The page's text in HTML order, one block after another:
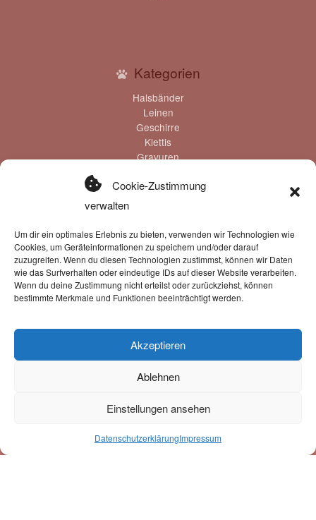
Cookie-Zustimmung
verwalten
Um dir ein optimales Erlebnis zu bieten, verwenden wir Technologien wie
Cookies, um Geräteinformationen zu speichern und/oder darauf
zuzugreifen. Wenn du diesen Technologien zustimmst, können wir Daten
wie das Surfverhalten oder eindeutige IDs auf dieser Website verarbeiten.
Wenn du deine Zustimmung nicht erteilst oder zurückziehst, können
bestimmte Merkmale und Funktionen beeinträchtigt werden.
Akzeptieren
Ablehnen
Einstellungen ansehen
DatenschutzerklärungImpressum
Kategorien
Halsbänder
Leinen
Geschirre
Klettis
Gravuren
Zahlung & Versand
Zahlungsmöglichkeiten:
Versand erfolgt mit unserem Partner:
nach: